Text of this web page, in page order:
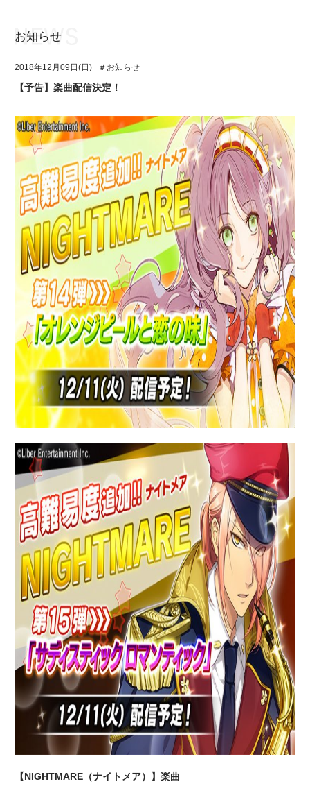
アプリゲーム
イベント・キャンペーン
ミュージック
グッズ・本
ギャラリー
ユニット&キャラクター
アプリゲーム
イベント・キャンペーン
ミュージック
グッズ・本
ギャラリー
お知らせ
2018年12月09日(日) ＃お知らせ
【予告】楽曲配信決定！
【NIGHTMARE（ナイトメア）】楽曲